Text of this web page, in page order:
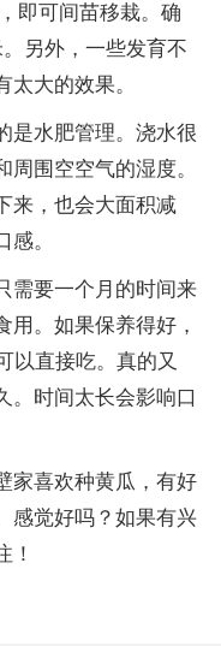
即可间苗移栽。确
另外，一些发育不
大的效果。
是水肥管理。浇水很
围空空气的湿度。
来，也会大面积减
。
需要一个月的时间来
用。如果保养得好，
以直接吃。真的又
。时间太长会影响口
家喜欢种黄瓜，有好
感觉好吗？如果有兴
！